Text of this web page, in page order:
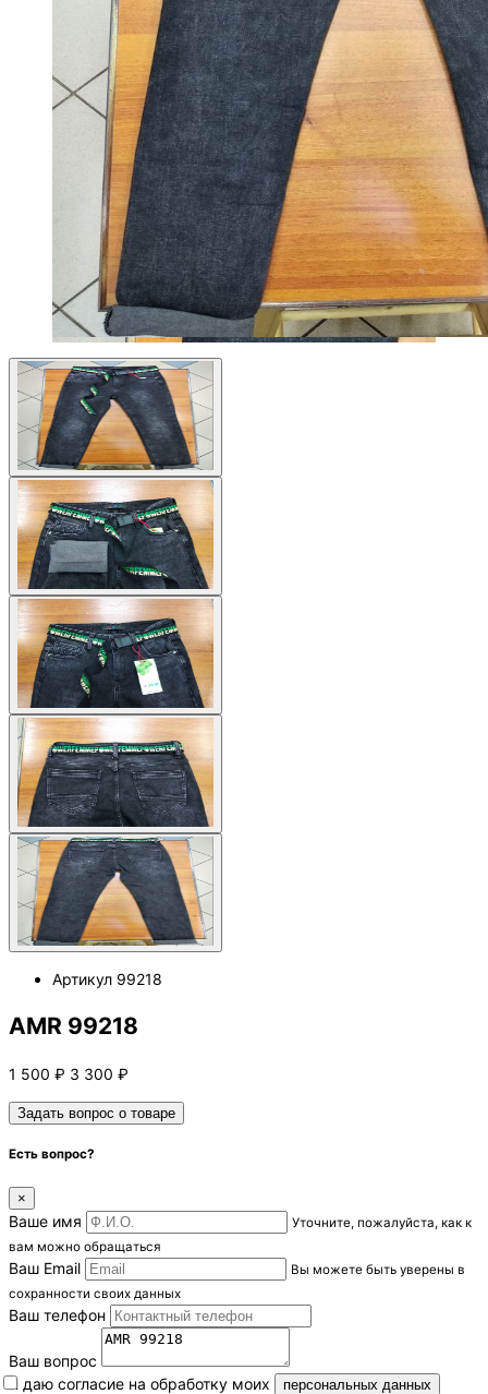
Артикул 99218
AMR 99218
1 500 ₽ 3 300 ₽
Задать вопрос о товаре
Есть вопрос?
×
Ваше имя
Уточните, пожалуйста, как к
вам можно обращаться
Ваш Email
Вы можете быть уверены в
сохранности своих данных
Ваш телефон
Ваш вопрос
Я даю согласие на обработку моих
персональных данных